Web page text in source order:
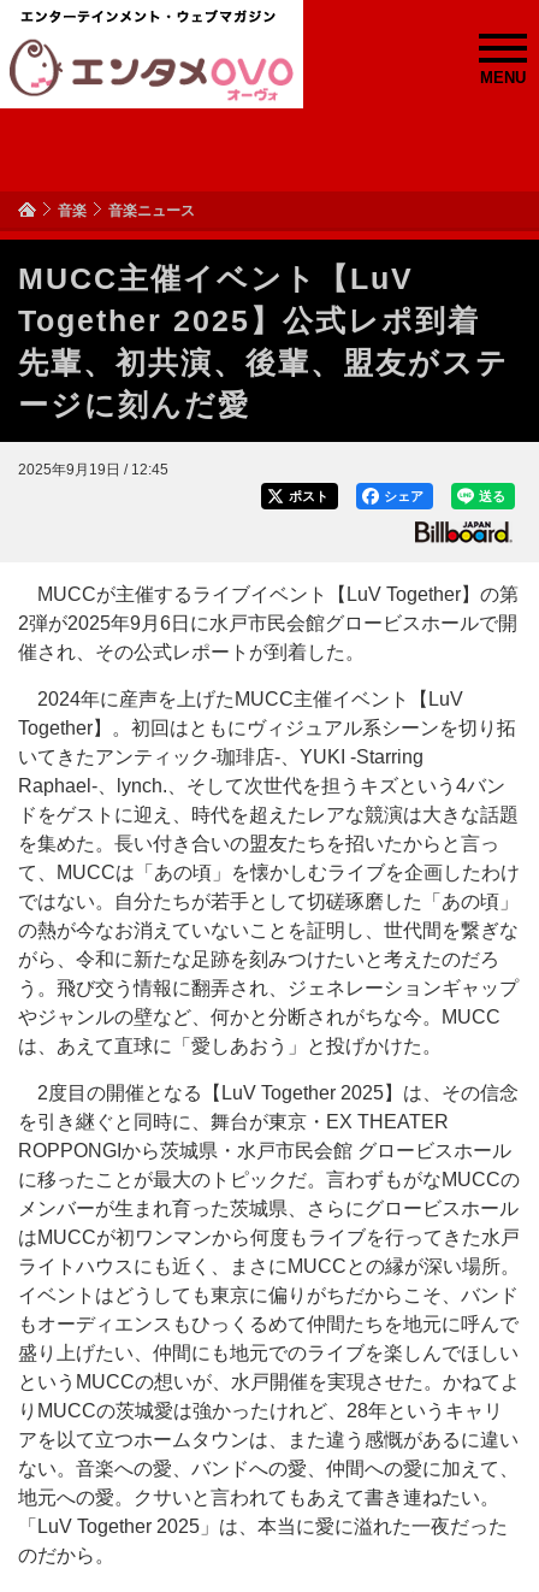
MENU
音楽 音楽ニュース
MUCC主催イベント【LuV
Together 2025】公式レポ到着
先輩、初共演、後輩、盟友がステ
ージに刻んだ愛
2025年9月19日 / 12:45
送る
シェア
ポスト
MUCCが主催するライブイベント【LuV Together】の第
2弾が2025年9月6日に水戸市民会館グロービスホールで開
催され、その公式レポートが到着した。
2024年に産声を上げたMUCC主催イベント【LuV
Together】。初回はともにヴィジュアル系シーンを切り拓
いてきたアンティック-珈琲店-、YUKI -Starring
Raphael-、lynch.、そして次世代を担うキズという4バン
ドをゲストに迎え、時代を超えたレアな競演は大きな話題
を集めた。長い付き合いの盟友たちを招いたからと言っ
て、MUCCは「あの頃」を懐かしむライブを企画したわけ
ではない。自分たちが若手として切磋琢磨した「あの頃」
の熱が今なお消えていないことを証明し、世代間を繋ぎな
がら、令和に新たな足跡を刻みつけたいと考えたのだろ
う。飛び交う情報に翻弄され、ジェネレーションギャップ
やジャンルの壁など、何かと分断されがちな今。MUCC
は、あえて直球に「愛しあおう」と投げかけた。
2度目の開催となる【LuV Together 2025】は、その信念
を引き継ぐと同時に、舞台が東京・EX THEATER
ROPPONGIから茨城県・水戸市民会館 グロービスホール
に移ったことが最大のトピックだ。言わずもがなMUCCの
メンバーが生まれ育った茨城県、さらにグロービスホール
はMUCCが初ワンマンから何度もライブを行ってきた水戸
ライトハウスにも近く、まさにMUCCとの縁が深い場所。
イベントはどうしても東京に偏りがちだからこそ、バンド
もオーディエンスもひっくるめて仲間たちを地元に呼んで
盛り上げたい、仲間にも地元でのライブを楽しんでほしい
というMUCCの想いが、水戸開催を実現させた。かねてよ
りMUCCの茨城愛は強かったけれど、28年というキャリ
アを以て立つホームタウンは、また違う感慨があるに違い
ない。音楽への愛、バンドへの愛、仲間への愛に加えて、
地元への愛。クサいと言われてもあえて書き連ねたい。
「LuV Together 2025」は、本当に愛に溢れた一夜だった
のだから。